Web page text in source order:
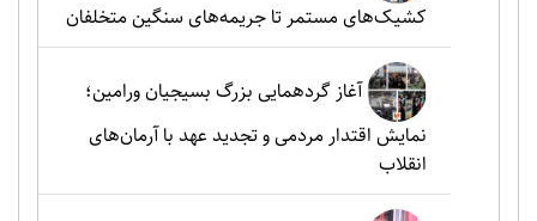
کشیک‌های مستمر تا جریمه‌های سنگین متخلفان
آغاز گردهمایی بزرگ بسیجیان ورامین؛
نمایش اقتدار مردمی و تجدید عهد با آرمان‌های
انقلاب